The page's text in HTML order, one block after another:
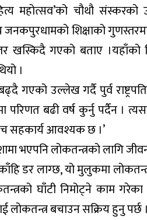
महोत्सव’को चौथौ संस्करको
शिक्षाको गुणस्तरमा
खस्किदै गएको बताए ।यहाँको
।
गएको उल्लेख गर्दै पुर्व
परिणत बढी वर्ष कुर्नु पर्दैन ।
सहकार्य आवश्यक छ ।’
भएपनि लोकतन्त्रको लागि
डर लाग्छ, यो मुलुकमा
घाँटी निमोट्ने काम
लोकतन्त्र बचाउन सक्रिय हुनु पर्छ